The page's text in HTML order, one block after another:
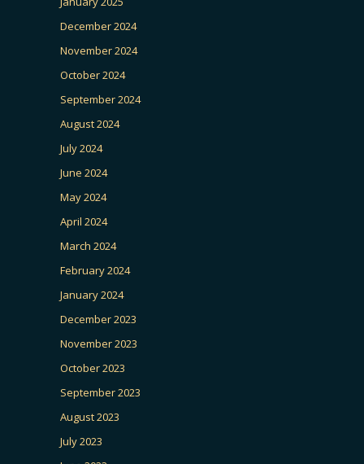
December 2024
November 2024
October 2024
September 2024
August 2024
July 2024
June 2024
May 2024
April 2024
March 2024
February 2024
January 2024
December 2023
November 2023
October 2023
September 2023
August 2023
July 2023